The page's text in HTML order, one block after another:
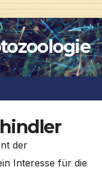
der
Interesse für die